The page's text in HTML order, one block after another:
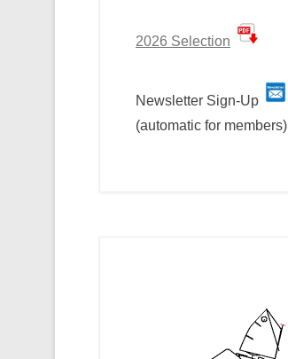
2026 Selection
Newsletter Sign-Up
(automatic for members)